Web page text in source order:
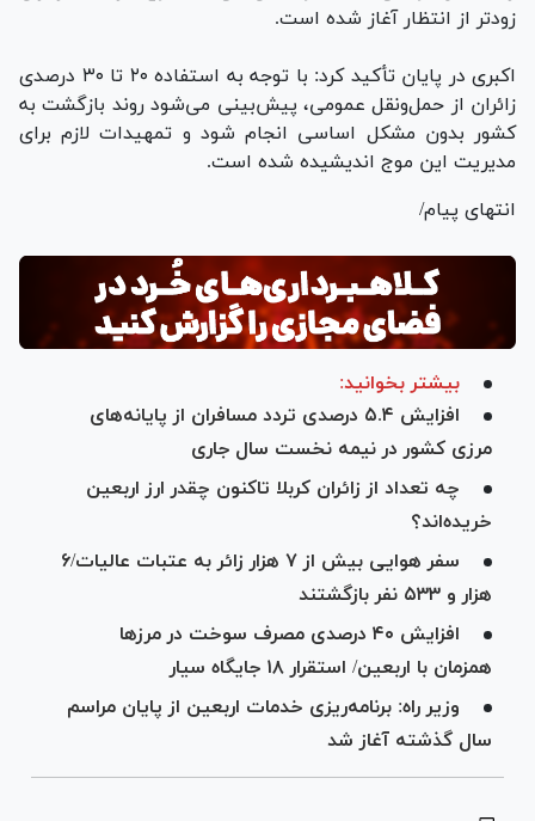
زودتر از انتظار آغاز شده است.
اکبری در پایان تأکید کرد: با توجه به استفاده ۲۰ تا ۳۰ درصدی
زائران از حمل‌ونقل عمومی، پیش‌بینی می‌شود روند بازگشت به
کشور بدون مشکل اساسی انجام شود و تمهیدات لازم برای
مدیریت این موج اندیشیده شده است.
انتهای پیام/
بیشتر بخوانید:
افزایش ۵.۴ درصدی تردد مسافران از پایانه‌های
مرزی کشور در نیمه نخست سال جاری
چه تعداد از زائران کربلا تاکنون چقدر ارز اربعین
خریده‌اند؟
سفر هوایی بیش از ۷ هزار زائر به عتبات عالیات/۶
هزار و ۵۳۳ نفر بازگشتند
افزایش ۴۰ درصدی مصرف سوخت در مرز‌ها
همزمان با اربعین/ استقرار ۱۸ جایگاه سیار
وزیر راه: برنامه‌ریزی خدمات اربعین از پایان مراسم
سال گذشته آغاز شد